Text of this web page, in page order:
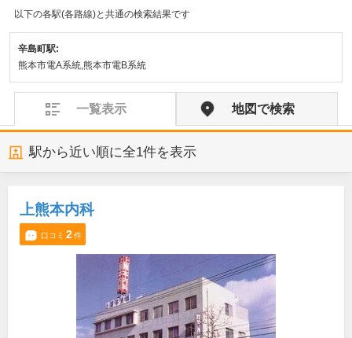
以下の各駅(各路線)と共通の検索結果です
辛島町駅:
熊本市電A系統,熊本市電B系統
一覧表示 地図で検索
駅から近い順に全1件を表示
上熊本内科
口コミ 2件